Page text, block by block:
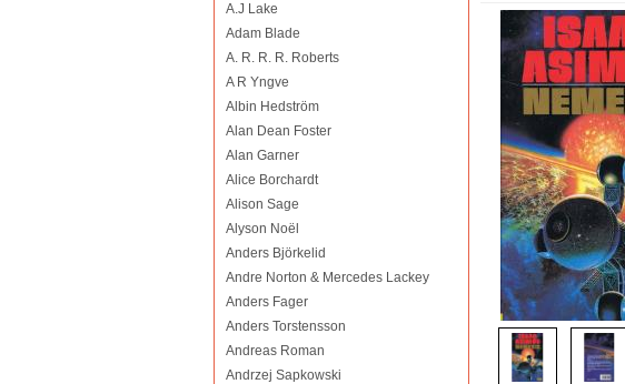
A.J Lake
Adam Blade
A. R. R. R. Roberts
A R Yngve
Albin Hedström
Alan Dean Foster
Alan Garner
Alice Borchardt
Alison Sage
Alyson Noël
Anders Björkelid
Andre Norton & Mercedes Lackey
Anders Fager
Anders Torstensson
Andreas Roman
Andrzej Sapkowski